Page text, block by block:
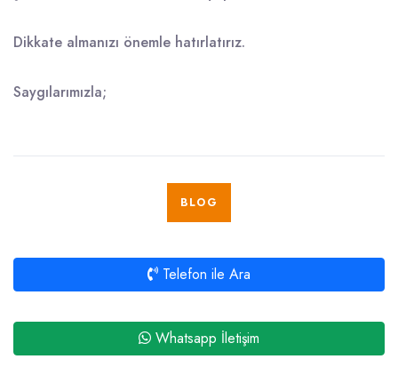
Dikkate almanızı önemle hatırlatırız.
Saygılarımızla;
BLOG
Telefon ile Ara
Whatsapp İletişim